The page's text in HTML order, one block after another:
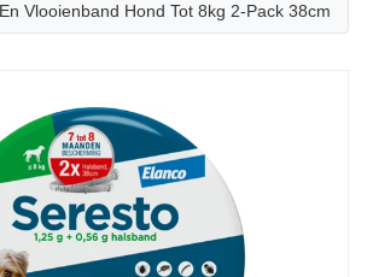
Vlooienband Hond Tot 8kg 2-Pack 38cm